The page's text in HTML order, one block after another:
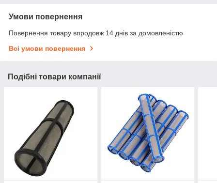
Умови повернення
Повернення товару впродовж 14 днів за домовленістю
Всі умови повернення
Подібні товари компанії